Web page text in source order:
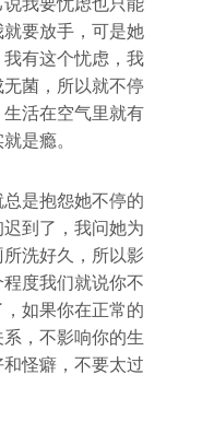
要放手，可是她
有这个忧虑，我
菌，所以就不停
活在空气里就有
是瘾。
是抱怨她不停的
到了，我问她为
洗好久，所以影
度我们就说你不
如果你在正常的
，不影响你的生
怪癖，不要太过